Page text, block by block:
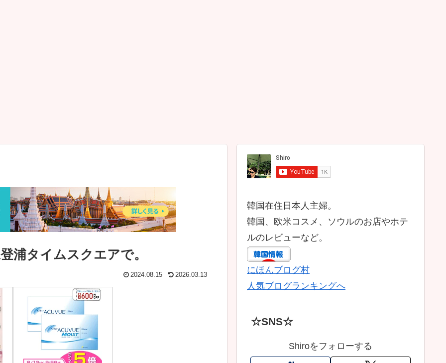
浦タイムスクエアで。
2024.08.15 2026.03.13
韓国在住日本人主婦。
韓国、欧米コスメ、ソウルのお店やホテ
ルのレビューなど。
にほんブログ村
人気ブログランキングへ
☆SNS☆
Shiroをフォローする